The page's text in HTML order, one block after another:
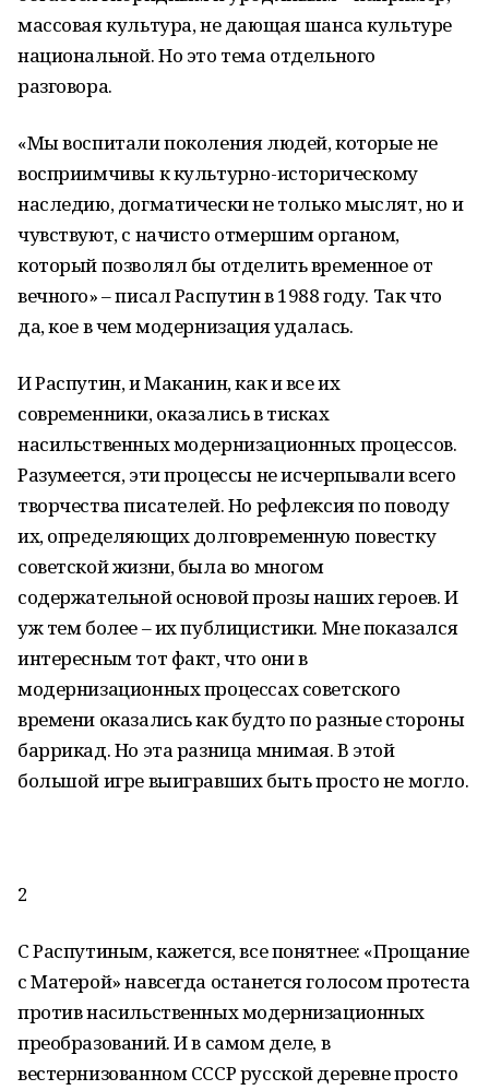
массовая культура, не дающая шанса культуре
национальной. Но это тема отдельного
разговора.
«Мы воспитали поколения людей, которые не
восприимчивы к культурно-историческому
наследию, догматически не только мыслят, но и
чувствуют, с начисто отмершим органом,
который позволял бы отделить временное от
вечного» – писал Распутин в 1988 году. Так что
да, кое в чем модернизация удалась.
И Распутин, и Маканин, как и все их
современники, оказались в тисках
насильственных модернизационных процессов.
Разумеется, эти процессы не исчерпывали всего
творчества писателей. Но рефлексия по поводу
их, определяющих долговременную повестку
советской жизни, была во многом
содержательной основой прозы наших героев. И
уж тем более – их публицистики. Мне показался
интересным тот факт, что они в
модернизационных процессах советского
времени оказались как будто по разные стороны
баррикад. Но эта разница мнимая. В этой
большой игре выигравших быть просто не могло.
2
С Распутиным, кажется, все понятнее: «Прощание
с Матерой» навсегда останется голосом протеста
против насильственных модернизационных
преобразований. И в самом деле, в
вестернизованном СССР русской деревне просто